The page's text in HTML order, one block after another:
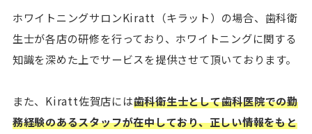
ホワイトニングサロンKiratt（キラット）の場合、歯科衛
生士が各店の研修を行っており、ホワイトニングに関する
知識を深めた上でサービスを提供させて頂いております。
また、Kiratt佐賀店には歯科衛生士として歯科医院での勤
務経験のあるスタッフが在中しており、正しい情報をもと